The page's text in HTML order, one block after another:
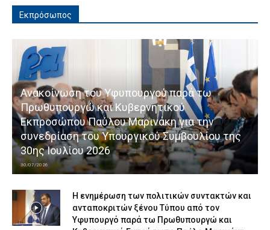
Εκπρόσωπος
Ανακοίνωση του Υφυπουργού παρά τω
Πρωθυπουργώ και Κυβερνητικού
Εκπροσώπου Παύλου Μαρινάκη για την
συνεδρίαση του Υπουργικού Συμβουλίου της
30ης Ιουλίου 2026
30/07/2026
Η ενημέρωση των πολιτικών συντακτών και
ανταποκριτών ξένου Τύπου από τον
Υφυπουργό παρά τω Πρωθυπουργώ και